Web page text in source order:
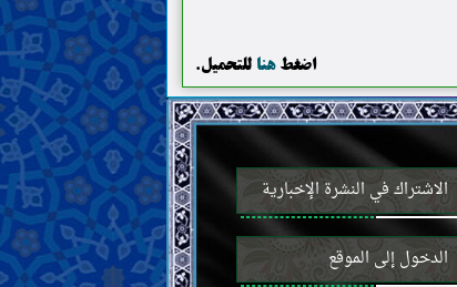
اضغطهناللتحميل.
الاشتراك في النشرة الإخبارية
الدخول إلى الموقع